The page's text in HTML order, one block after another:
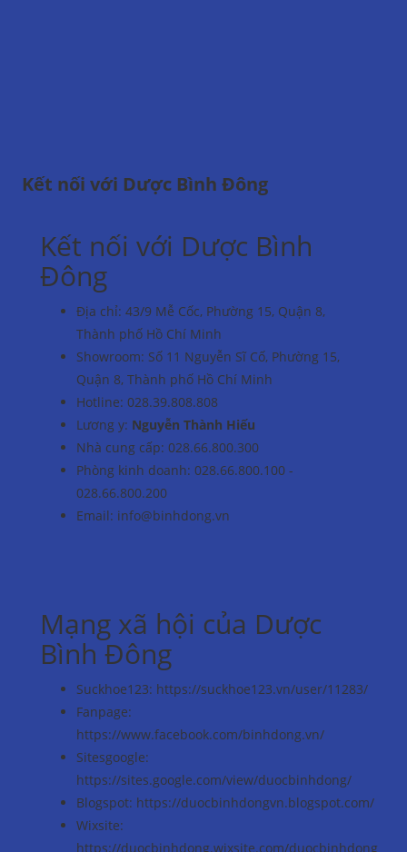
Kết nối với Dược Bình Đông
Kết nối với Dược Bình
Đông
Địa chỉ: 43/9 Mễ Cốc, Phường 15, Quận 8,
Thành phố Hồ Chí Minh
Showroom: Số 11 Nguyễn Sĩ Cố, Phường 15,
Quận 8, Thành phố Hồ Chí Minh
Hotline: 028.39.808.808​​
​Lương y: Nguyễn Thành Hiếu
Nhà cung cấp: 028.66.800.300
Phòng kinh doanh: 028.66.800.100 -
028.66.800.200
Email: info@binhdong.vn
Mạng xã hội của Dược
Bình Đông
Suckhoe123: https://suckhoe123.vn/user/11283/
Fanpage:
https://www.facebook.com/binhdong.vn/
Sitesgoogle:
https://sites.google.com/view/duocbinhdong/
Blogspot: https://duocbinhdongvn.blogspot.com/
Wixsite:
https://duocbinhdong.wixsite.com/duocbinhdong